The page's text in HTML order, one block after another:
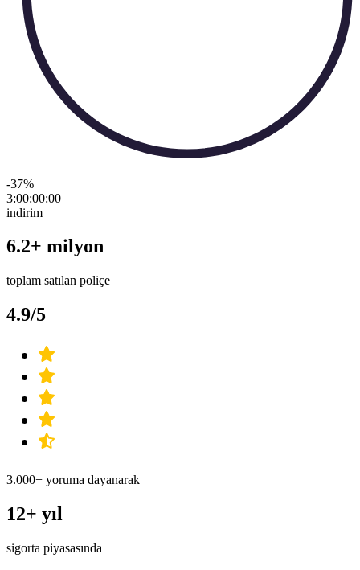
-37%
3:00:00:00
indirim
6.2+ milyon
toplam satılan poliçe
4.9/5
3.000+ yoruma dayanarak
12+ yıl
sigorta piyasasında